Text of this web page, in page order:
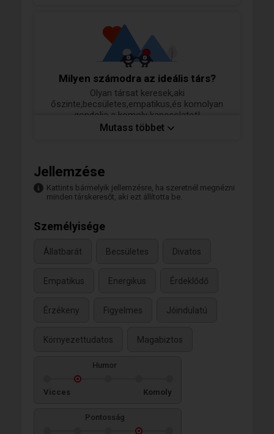
Milyen számodra az ideális társ?
Olyan társat keresek,aki
őszinte,becsületes,empatikus,és komolyan
gondolja a komoly kapcsolatot!
Legyen humoros,pasi legyen,de ne legyen
Legyen saját véleménye,saját gondolatai!
Mutass többet
Jellemzése
Kattints bármelyik jellemzésre, ha szeretnél megnézni
minden társkeresőt, aki ezt állította be.
Személyisége
Állatbarát Becsületes Divatos
Empatikus Energikus Érdeklődő
Érzékeny Figyelmes Jóindulatú
Környezettudatos Magabiztos
Humor
Vicces Komoly
Pontosság